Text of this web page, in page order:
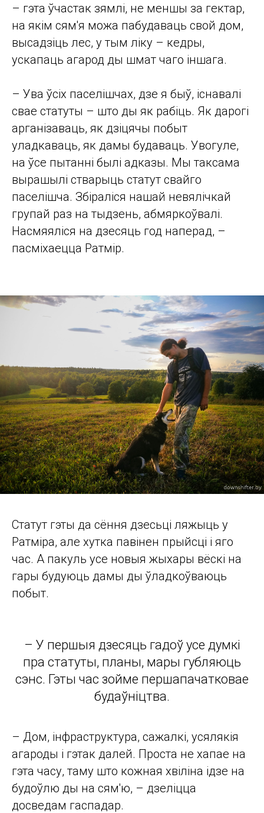
– гэта ўчастак зямлі, не меншы за гектар,
на якім сям'я можа пабудаваць свой дом,
высадзіць лес, у тым ліку – кедры,
ускапаць агарод ды шмат чаго іншага.
– Ува ўсіх паселішчах, дзе я быў, існавалі
свае статуты – што ды як рабіць. Як дарогі
арганізаваць, як дзіцячы побыт
уладкаваць, як дамы будаваць. Увогуле,
на ўсе пытанні былі адказы. Мы таксама
вырашылі стварыць статут свайго
паселішча. Збіраліся нашай невялічкай
групай раз на тыдзень, абмяркоўвалі.
Насмяяліся на дзесяць год наперад, –
пасміхаецца Ратмір.
Статут гэты да сёння дзесьці ляжыць у
Ратмiра, але хутка павінен прыйсці і яго
час. А пакуль усе новыя жыхары вёскі на
гары будуюць дамы ды ўладкоўваюць
побыт.
– У першыя дзесяць гадоў усе думкі
пра статуты, планы, мары губляюць
сэнс. Гэты час зойме першапачатковае
будаўніцтва.
– Дом, інфраструктура, сажалкі, усялякія
агароды і гэтак далей. Проста не хапае на
гэта часу, таму што кожная хвіліна ідзе на
будоўлю ды на сям'ю, – дзеліцца
досведам гаспадар.